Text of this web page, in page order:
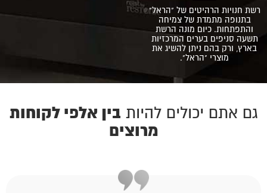
רשת חנויות הרהיטים של "הראל"
בתנופה מתמדת של צמיחה
והתפתחות. כיום מונה הרשת
תשעה סניפים בערים המרכזיות
בארץ, ורק בהם ניתן להשיג את
מוצרי "הראל".
גם אתם יכולים להיות בין אלפי לקוחות
מרוצים